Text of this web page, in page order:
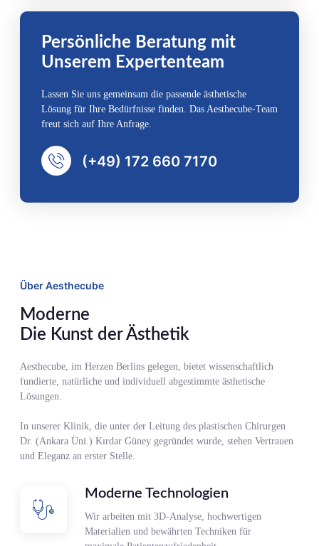
Persönliche Beratung mit
Unserem Expertenteam
Lassen Sie uns gemeinsam die passende ästhetische
Lösung für Ihre Bedürfnisse finden. Das Aesthecube-Team
freut sich auf Ihre Anfrage.
(+49) 172 660 7170
Über Aesthecube
Moderne
Die Kunst der Ästhetik
Aesthecube, im Herzen Berlins gelegen, bietet wissenschaftlich
fundierte, natürliche und individuell abgestimmte ästhetische
Lösungen.
In unserer Klinik, die unter der Leitung des plastischen Chirurgen
Dr. (Ankara Üni.) Kırdar Güney gegründet wurde, stehen Vertrauen
und Eleganz an erster Stelle.
Moderne Technologien
Wir arbeiten mit 3D-Analyse, hochwertigen
Materialien und bewährten Techniken für